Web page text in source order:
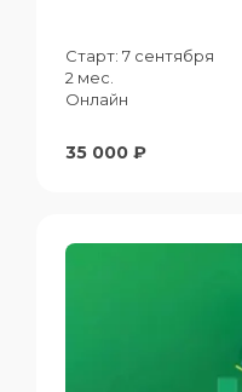
Старт: 7 сентября
2 мес.
Онлайн
35 000 ₽